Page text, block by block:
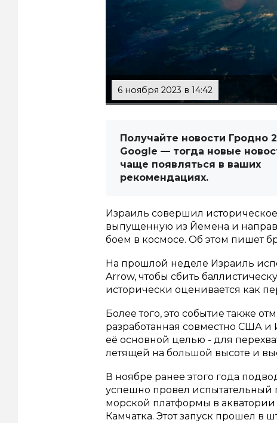
6 ноября 2023 в 14:42
Получайте новости Гродно
Google — тогда новые
чаще появляться в ваших
рекомендациях.
Израиль совершил
выпущенную из Йемена и
боем в космосе. Об этом пишет
На прошлой неделе Израиль
Arrow, чтобы сбить
исторически оценивается как
Более того, это событие также
разработанная совместно США и
её основной целью - для
летящей на большой высоте и
В ноябре ранее этого года
успешно провел испытательный
морской платформы в акватории
Камчатка. Этот запуск прошел в